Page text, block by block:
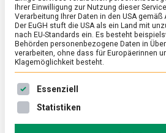
ERNÄHRUNG & GESUNDHEIT /FEATURED
Harte Schale, köstlicher
25. November 2022
Zu den winterlichen Genüssen
knacken dazu. Einmal die Schale
Ihrer Einwilligung zur Nutzung dieser
Verarbeitung Ihrer Daten in den USA gemäß
Der EuGH stuft die USA als ein Land mit
nach EU-Standards ein. Es besteht
Behörden personenbezogene Daten in
verarbeiten, ohne dass für Europäerinnen
Klagemöglichkeit besteht.
Es folgt eine Liste der Service-
Essenziell
Statistiken